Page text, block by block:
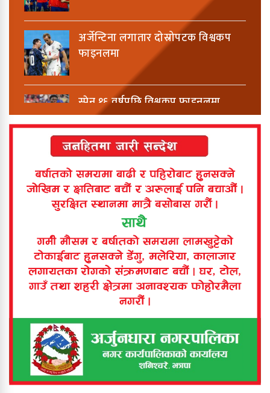
अर्जेन्टिना लगातार दोस्रोपटक विश्वकप
फाइनलमा
स्पेन १६ वर्षपछि विश्वकप फाइनलमा
विश्वकपमा अबको यात्रा यस्तो हुनेछ
बिर्तामोडमा टिपरको ठक्करबाट बालिकाको
मृत्यु
बिर्तामोड नगरपालिकाद्वारा १ अर्ब १५
करोडको बजेट प्रस्तुत
बिरिङ खोलामा डुबेर ५ वर्षीया बालिकाको
मृत्यु